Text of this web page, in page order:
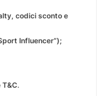
codici sconto e
Influencer”);
T&C.